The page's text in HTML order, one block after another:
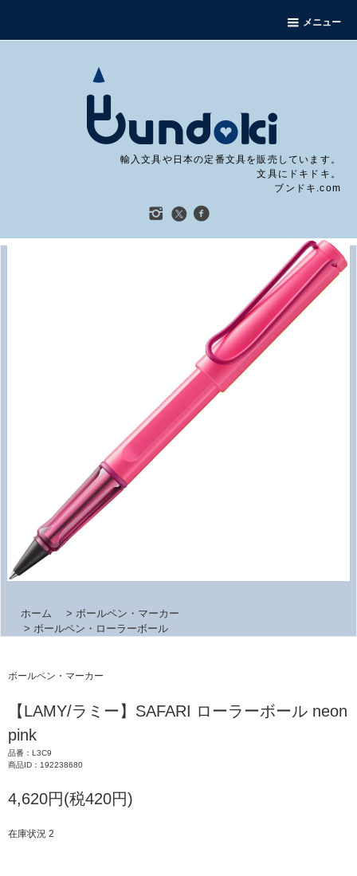
メニュー
輸入文具や日本の定番文具を販売しています。
文具にドキドキ。
ブンドキ.com
ホーム > ボールペン・マーカー
> ボールペン・ローラーボール
ボールペン・マーカー
【LAMY/ラミー】SAFARI ローラーボール neon
pink
品番：L3C9
商品ID：192238680
4,620円(税420円)
在庫状況 2